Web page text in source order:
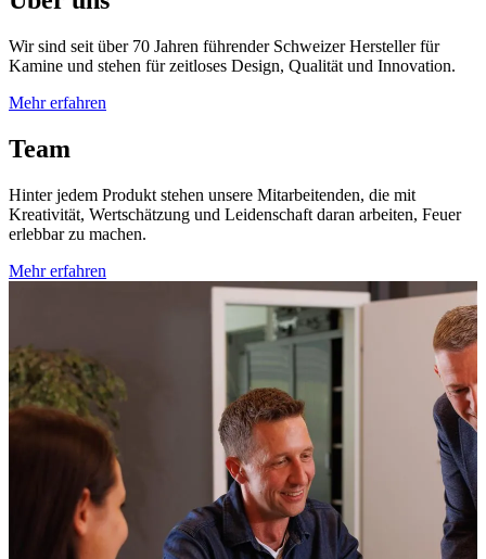
Wir sind seit über 70 Jahren führender Schweizer Hersteller für
Kamine und stehen für zeitloses Design, Qualität und Innovation.
Mehr erfahren
Team
Hinter jedem Produkt stehen unsere Mitarbeitenden, die mit
Kreativität, Wertschätzung und Leidenschaft daran arbeiten, Feuer
erlebbar zu machen.
Mehr erfahren